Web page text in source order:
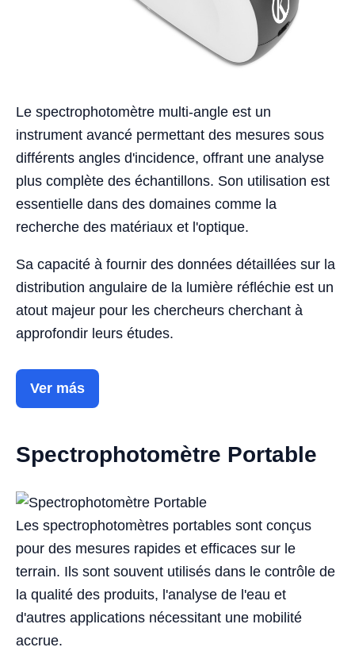
Le spectrophotomètre multi-angle est un
instrument avancé permettant des mesures sous
différents angles d'incidence, offrant une analyse
plus complète des échantillons. Son utilisation est
essentielle dans des domaines comme la
recherche des matériaux et l'optique.
Sa capacité à fournir des données détaillées sur la
distribution angulaire de la lumière réfléchie est un
atout majeur pour les chercheurs cherchant à
approfondir leurs études.
Ver más
Spectrophotomètre Portable
Les spectrophotomètres portables sont conçus
pour des mesures rapides et efficaces sur le
terrain. Ils sont souvent utilisés dans le contrôle de
la qualité des produits, l'analyse de l'eau et
d'autres applications nécessitant une mobilité
accrue.